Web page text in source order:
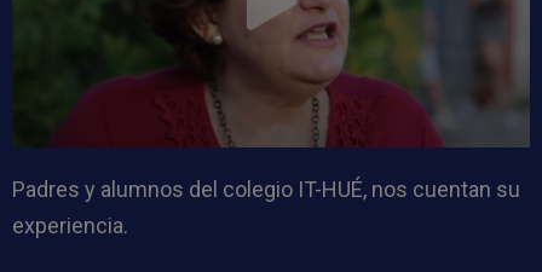
Padres y alumnos del colegio IT-HUÉ, nos cuentan su
experiencia.